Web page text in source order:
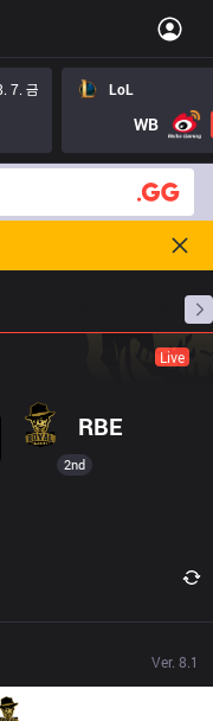
7. 금
LoL
WB
프로빌
Live
RBE
2nd
Ver. 8.1